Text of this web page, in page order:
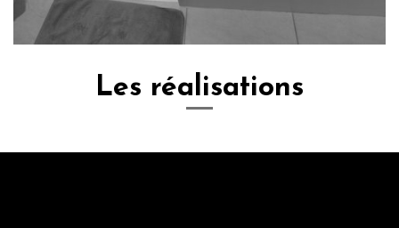
Les réalisations